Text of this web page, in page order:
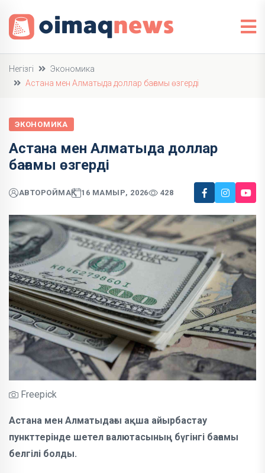
Негізгі
Экономика
Астана мен Алматыда доллар бағамы өзгерді
ЭКОНОМИКА
Астана мен Алматыда доллар
бағамы өзгерді
АВТОРОЙМАҚ 16 МАМЫР, 2026 428
Freepick
Астана мен Алматыдағы ақша айырбастау
пункттерінде шетел валютасының бүгінгі бағамы
белгілі болды.